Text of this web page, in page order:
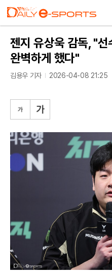
젠지 유상욱 감독, "선
완벽하게 했다"
김용우 기자 2026-04-08 21:25